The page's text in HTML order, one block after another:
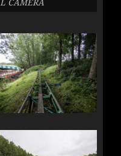
CAMERA